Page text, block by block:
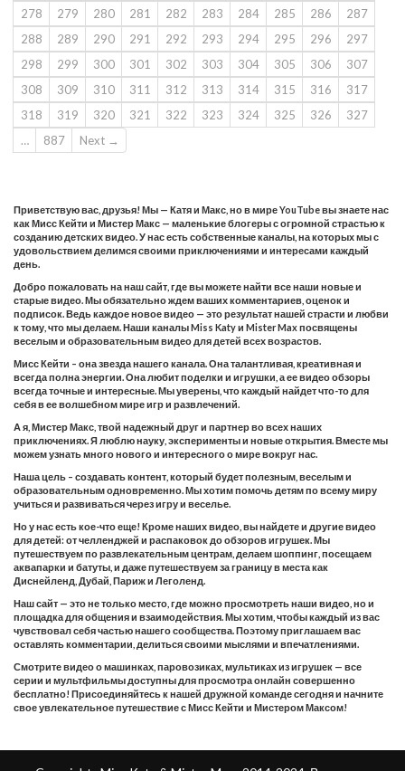
278
279 280 281 282 283 284 285 286
287
288
289 290 291 292 293 294 295 296
297
298
299 300 301 302 303 304 305 306
307
308
309 310 311 312 313 314 315 316
317
318
319 320 321 322 323 324 325 326
327
…
887 Next →
Приветствую вас, друзья! Мы — Катя и Макс, но в мире YouTube вы знаете нас
как Мисс Кейти и Мистер Макс — маленькие блогеры с огромной страстью к
созданию детских видео. У нас есть собственные каналы, на которых мы с
удовольствием делимся своими приключениями и интересами каждый
день.
Добро пожаловать на наш сайт, где вы можете найти все наши новые и
старые видео. Мы обязательно ждем ваших комментариев, оценок и
подписок. Ведь каждое новое видео — это результат нашей страсти и любви
к тому, что мы делаем. Наши каналы Miss Katy и Mister Max посвящены
веселым и образовательным видео для детей всех возрастов.
Мисс Кейти – она звезда нашего канала. Она талантливая, креативная и
всегда полна энергии. Она любит поделки и игрушки, а ее видео обзоры
всегда точные и интересные. Мы уверены, что каждый найдет что-то для
себя в ее волшебном мире игр и развлечений.
А я, Мистер Макс, твой надежный друг и партнер во всех наших
приключениях. Я люблю науку, эксперименты и новые открытия. Вместе мы
можем узнать много нового и интересного о мире вокруг нас.
Наша цель – создавать контент, который будет полезным, веселым и
образовательным одновременно. Мы хотим помочь детям по всему миру
учиться и развиваться через игру и веселье.
Но у нас есть кое-что еще! Кроме наших видео, вы найдете и другие видео
для детей: от челленджей и распаковок до обзоров игрушек. Мы
путешествуем по развлекательным центрам, делаем шоппинг, посещаем
аквапарки и батуты, и даже путешествуем за границу в места как
Диснейленд, Дубай, Париж и Леголенд.
Наш сайт — это не только место, где можно просмотреть наши видео, но и
площадка для общения и взаимодействия. Мы хотим, чтобы каждый из вас
чувствовал себя частью нашего сообщества. Поэтому приглашаем вас
оставлять комментарии, делиться своими мыслями и впечатлениями.
Смотрите видео о машинках, паровозиках, мультиках из игрушек — все
серии и мультфильмы доступны для просмотра онлайн совершенно
бесплатно! Присоединяйтесь к нашей дружной команде сегодня и начните
свое увлекательное путешествие с Мисс Кейти и Мистером Максом!